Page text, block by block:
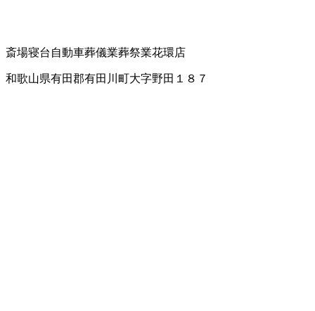
斎場寝台自動車葬儀業葬祭業花環店
和歌山県有田郡有田川町大字野田１８７